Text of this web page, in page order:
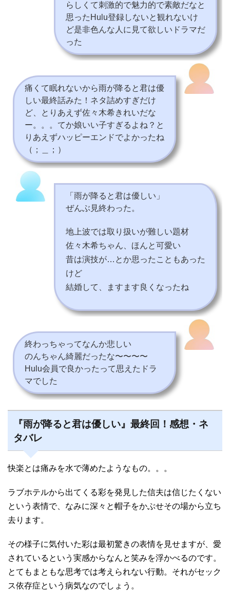
らしくて刺激的で魅力的で素敵だなと
思ったHulu登録しないと観れないけ
ど是非色んな人に見て欲しいドラマだ
った
痛くて眠れないから雨が降ると君は優
しい最終話みた！ネタ詰めすぎだけ
ど、とりあえず佐々木希きれいだな
ー。。。てか娘いい子すぎるよね？と
りあえずハッピーエンドでよかったね
（；＿；）
「雨が降ると君は優しい」
ぜんぶ見終わった。
地上波では取り扱いが難しい題材
佐々木希ちゃん、ほんと可愛い
昔は演技が…とか思ったこともあった
けど
結婚して、ますます良くなったね
終わっちゃってなんか悲しい
のんちゃん綺麗だったな〜〜〜〜
Hulu会員で良かったって思えたドラ
マでした
『雨が降ると君は優しい』最終回！感想・ネ
タバレ
快楽とは痛みを水で薄めたようなもの。。。
ラブホテルから出てくる彩を発見した信夫は信じたくない
という表情で、なみに深々と帽子をかぶせその場から立ち
去ります。
その様子に気付いた彩は最初驚きの表情を見せますが、愛
されているという実感からなんと笑みを浮かべるのです。
とてもまともな思考では考えられない行動。それがセック
ス依存症という病気なのでしょう。